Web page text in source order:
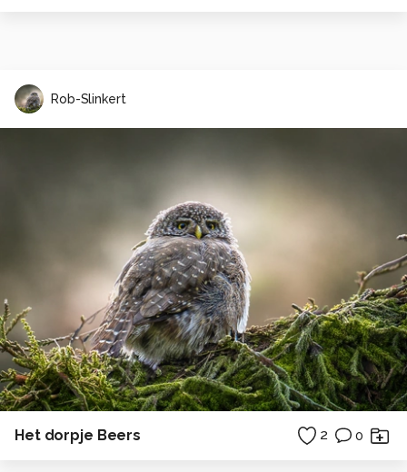
Rob-Slinkert
Het dorpje Beers 2 0